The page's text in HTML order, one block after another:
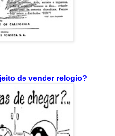
de vender relogio?